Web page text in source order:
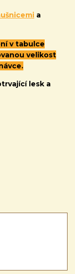
a
v tabulce
velikost
lesk a